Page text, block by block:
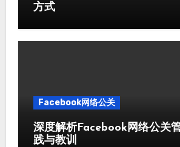
方式
Facebook网络公关
深度解析Facebook网络公关
践与教训